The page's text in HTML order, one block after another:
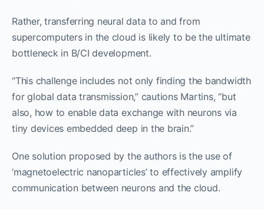
Rather, transferring neural data to and from
supercomputers in the cloud is likely to be the ultimate
bottleneck in B/CI development.
“This challenge includes not only finding the bandwidth
for global data transmission,” cautions Martins, “but
also, how to enable data exchange with neurons via
tiny devices embedded deep in the brain.”
One solution proposed by the authors is the use of
‘magnetoelectric nanoparticles’ to effectively amplify
communication between neurons and the cloud.